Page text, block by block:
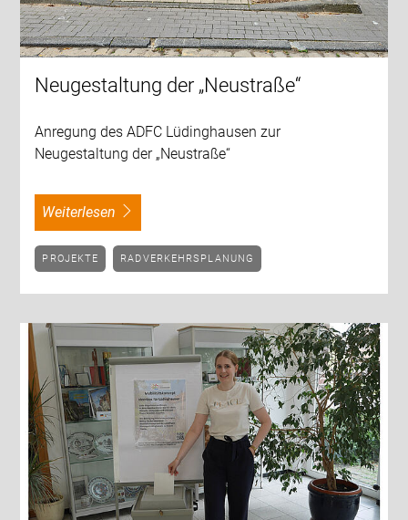
Neugestaltung der „Neustraße“
Anregung des ADFC Lüdinghausen zur
Neugestaltung der „Neustraße“
weiterlesen
PROJEKTE RADVERKEHRSPLANUNG